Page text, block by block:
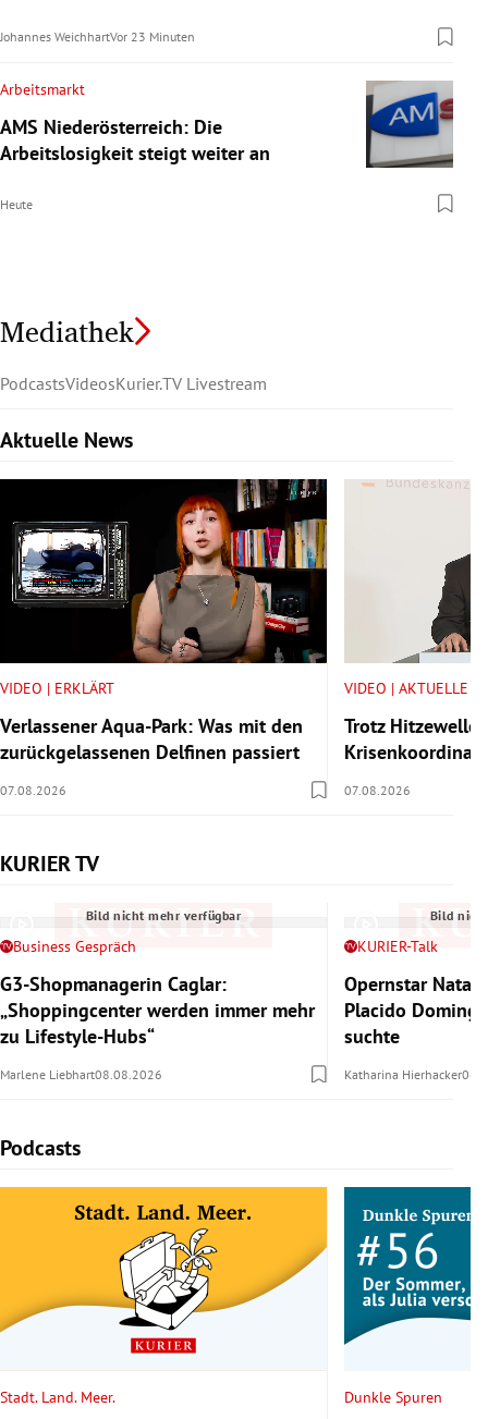
Johannes WeichhartVor 23 Minuten
Arbeitsmarkt
AMS Niederösterreich: Die
Arbeitslosigkeit steigt weiter an
Heute
Mediathek
PodcastsVideosKurier.TV Livestream
Aktuelle News
Slide 1 von 6
VIDEO | ERKLÄRT
Verlassener Aqua-Park: Was mit den
zurückgelassenen Delfinen passiert
07.08.2026
VIDEO | AKTUELLE
Trotz
07.08.2026
KURIER TV
Slide 1 von 6
Bild nicht mehr verfügbar
Business Gespräch
G3-Shopmanagerin Caglar:
„Shoppingcenter werden immer mehr
zu Lifestyle-Hubs“
Marlene Liebhart08.08.2026
Bild
KURIER-Talk
Opernstar
Placido
suchte
Katharina Hierhacker
Podcasts
Slide 1 von 5
Stadt. Land. Meer. Dunkle Spuren